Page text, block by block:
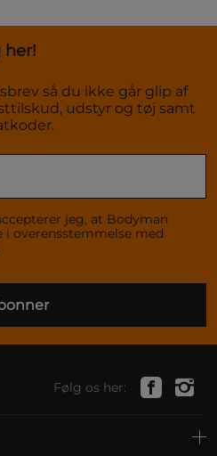
her!
så du ikke går glip af
udstyr og tøj samt
jeg, at Bodyman
overensstemmelse med
Følg os her: